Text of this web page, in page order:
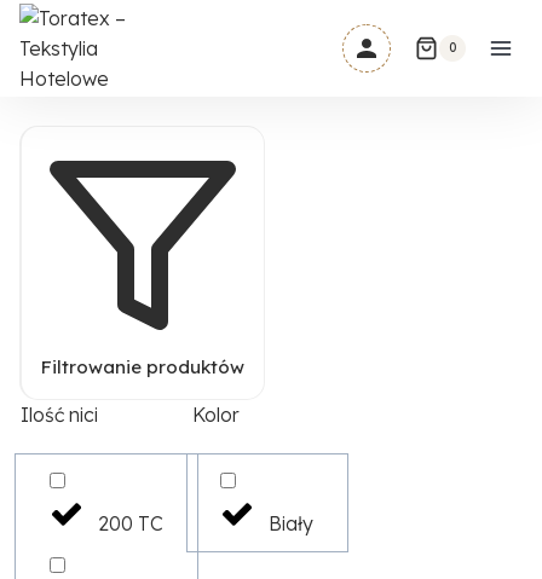
Przejdź
do
treści
0
Filtrowanie produktów
Ilość nici
200 TC
Kolor
Biały